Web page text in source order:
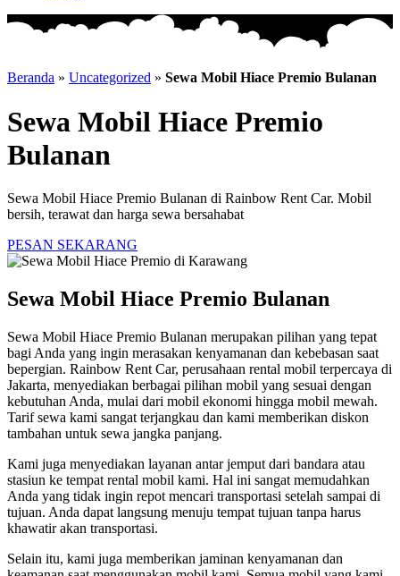
Beranda » Uncategorized » Sewa Mobil Hiace Premio Bulanan
Sewa Mobil Hiace Premio
Bulanan
Sewa Mobil Hiace Premio Bulanan di Rainbow Rent Car. Mobil
bersih, terawat dan harga sewa bersahabat
PESAN SEKARANG
Sewa Mobil Hiace Premio Bulanan
Sewa Mobil Hiace Premio Bulanan merupakan pilihan yang tepat
bagi Anda yang ingin merasakan kenyamanan dan kebebasan saat
bepergian. Rainbow Rent Car, perusahaan rental mobil terpercaya di
Jakarta, menyediakan berbagai pilihan mobil yang sesuai dengan
kebutuhan Anda, mulai dari mobil ekonomi hingga mobil mewah.
Tarif sewa kami sangat terjangkau dan kami memberikan diskon
tambahan untuk sewa jangka panjang.
Kami juga menyediakan layanan antar jemput dari bandara atau
stasiun ke tempat rental mobil kami. Hal ini sangat memudahkan
Anda yang tidak ingin repot mencari transportasi setelah sampai di
tujuan. Anda dapat langsung menuju tempat tujuan tanpa harus
khawatir akan transportasi.
Selain itu, kami juga memberikan jaminan kenyamanan dan